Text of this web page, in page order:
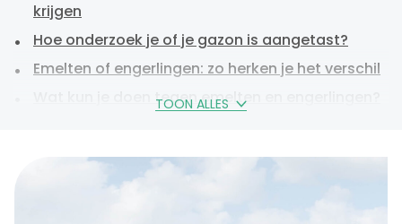
TOON ALLES
krijgen
Hoe onderzoek je of je gazon is aangetast?
Emelten of engerlingen: zo herken je het verschil
Wat kun je doen tegen emelten en engerlingen?
Vogelschade: vaak een symptoom, niet de
Gazon kapot in voorjaar, conclusie